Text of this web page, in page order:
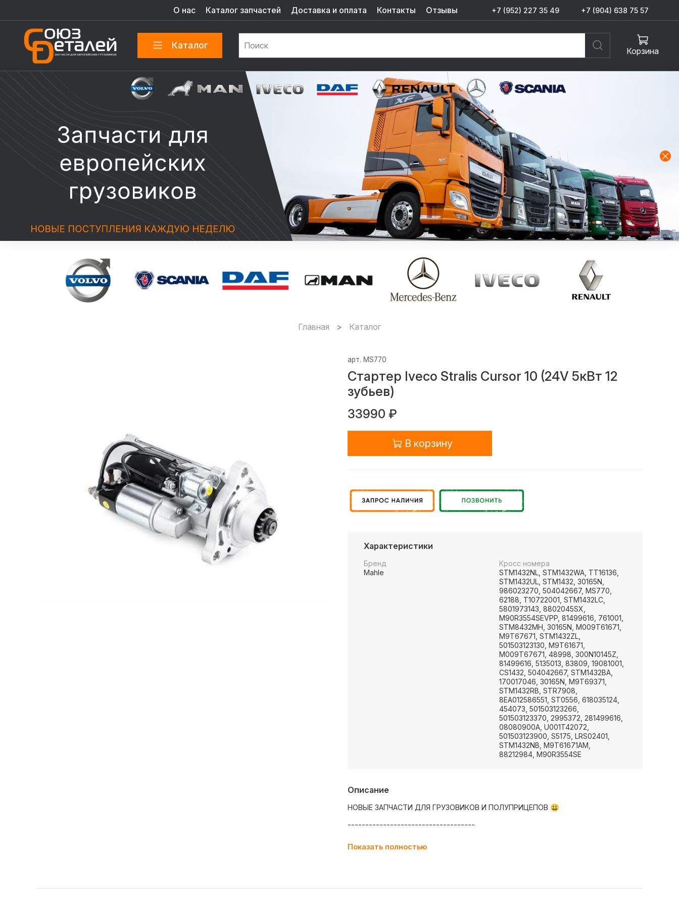
О нас Каталог запчастей Доставка и оплата Контакты Отзывы +7 (952) 227 35 49 +7 (904) 638 75 57
Каталог
Корзина
Главная Каталог
арт. MS770
Стартер Iveco Stralis Cursor 10 (24V 5кВт 12
зубьев)
33990 ₽
В корзину
Описание
НОВЫЕ ЗАПЧАСТИ ДЛЯ ГРУЗОВИКОВ И ПОЛУПРИЦЕПОВ 😃
------------------------------------
Показать полностью
Характеристики
Бренд
Mahle
Кросс номера
STM1432NL, STM1432WA, TT16136,
STM1432UL, STM1432, 30165N,
986023270, 504042667, MS770,
62188, T10722001, STM1432LC,
5801973143, 8802045SX,
M90R3554SEVPP, 81499616, 761001,
STM8432MH, 30165N, M009T61671,
M9T67671, STM1432ZL,
501503123130, M9T61671,
M009T67671, 48998, 300N10145Z,
81499616, 5135013, 83809, 19081001,
CS1432, 504042667, STM1432BA,
170017046, 30165N, M9T69371,
STM1432RB, STR7908,
8EA012586551, ST0556, 618035124,
454073, 501503123266,
501503123370, 2995372, 281499616,
08080900A, U001T42072,
501503123900, S5175, LRS02401,
STM1432NB, M9T61671AM,
88212984, M90R3554SE